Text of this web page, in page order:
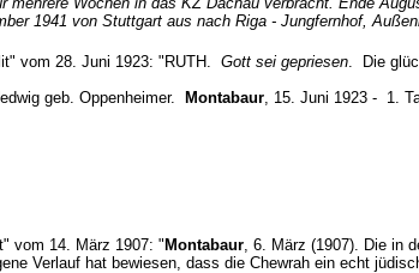
1941 von Stuttgart aus nach Riga - Jungfernhof,
vom 28. Juni 1923: "RUTH. Gott sei gepriesen. Die
geb. Oppenheimer.
Montabaur, 15. Juni 1923 - 1.
vom 14. März 1907: " Montabaur, 6. März (1907). Die in
Verlauf hat bewiesen, dass die Chewrah ein echt